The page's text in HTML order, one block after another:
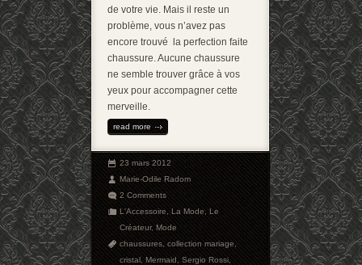
de votre vie. Mais il reste un
problème, vous n’avez pas
encore trouvé la perfection faite
chaussure. Aucune chaussure
ne semble trouver grâce à vos
yeux pour accompagner cette
merveille.
read more
23 mars 2012
Marie-Odile Radom
2 Comments
L'Accessoire,La Mode,Le
Créateur,Mode
chaussures,collection mariage,
cristal,Mermaid,Sergio Rossi,